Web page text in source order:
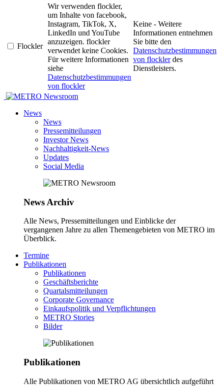
Flockler
Wir verwenden flockler,
um Inhalte von facebook,
Instagram, TikTok, X,
LinkedIn und YouTube
anzuzeigen. flockler
verwendet keine Cookies.
Für weitere Informationen
siehe
Datenschutzbestimmungen
von flockler
Keine - Weitere
Informationen entnehmen
Sie bitte den
Datenschutzbestimmungen
von flocklerdes
Dienstleisters.
Newsroom
News
News
Pressemitteilungen
Investor News
Nachhaltigkeit-News
Updates
Social Media
News Archiv
Alle News, Pressemitteilungen und Einblicke der
vergangenen Jahre zu allen Themengebieten von METRO im
Überblick.
Termine
Publikationen
Publikationen
Geschäftsberichte
Quartalsmitteilungen
Corporate Governance
Einkaufspolitik und Verpflichtungen
METRO Stories
Bilder
Publikationen
Alle Publikationen von METRO AG übersichtlich aufgeführt